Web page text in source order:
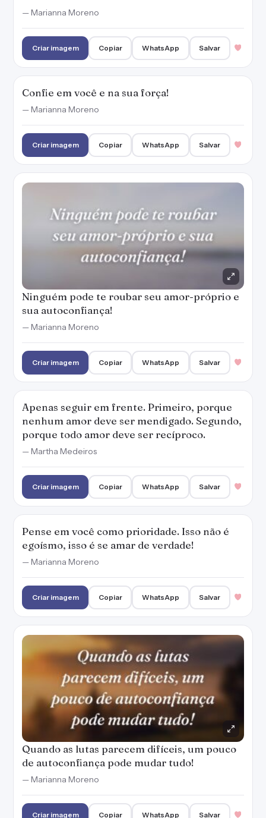
— Marianna Moreno
Criar imagem Copiar WhatsApp Salvar
Confie em você e na sua força!
— Marianna Moreno
Criar imagem Copiar WhatsApp Salvar
Ninguém pode te roubar seu amor-próprio e
sua autoconfiança!
— Marianna Moreno
Criar imagem Copiar WhatsApp Salvar
Apenas seguir em frente. Primeiro, porque
nenhum amor deve ser mendigado. Segundo,
porque todo amor deve ser recíproco.
— Martha Medeiros
Criar imagem Copiar WhatsApp Salvar
Pense em você como prioridade. Isso não é
egoísmo, isso é se amar de verdade!
— Marianna Moreno
Criar imagem Copiar WhatsApp Salvar
Quando as lutas parecem difíceis, um pouco
de autoconfiança pode mudar tudo!
— Marianna Moreno
Criar imagem Copiar WhatsApp Salvar